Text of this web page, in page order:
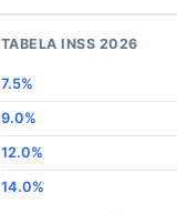
TABELA INSS 2026
7.5%
9.0%
12.0%
14.0%